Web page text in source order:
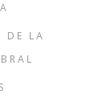
DE LA